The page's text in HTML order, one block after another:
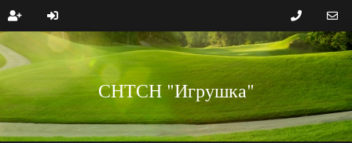
СНТСН "Игрушка"